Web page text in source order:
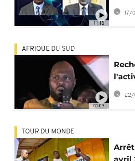
11:18
des
17/
01:03
AFRIQUE DU SUD
22/
TOUR DU MONDE
avril